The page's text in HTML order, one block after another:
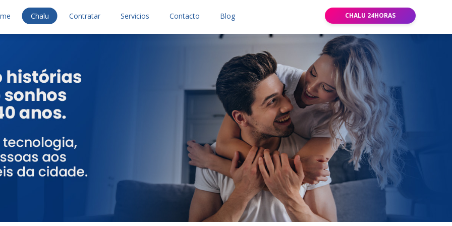
Chalu Contratar Servicios Contacto Blog CHALU 24HORAS